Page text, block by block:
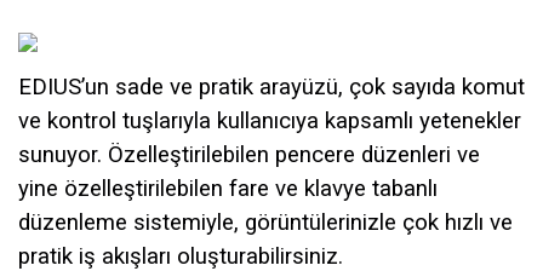
EDIUS’un sade ve pratik arayüzü, çok sayıda komut
ve kontrol tuşlarıyla kullanıcıya kapsamlı yetenekler
sunuyor. Özelleştirilebilen pencere düzenleri ve
yine özelleştirilebilen fare ve klavye tabanlı
düzenleme sistemiyle, görüntülerinizle çok hızlı ve
pratik iş akışları oluşturabilirsiniz.